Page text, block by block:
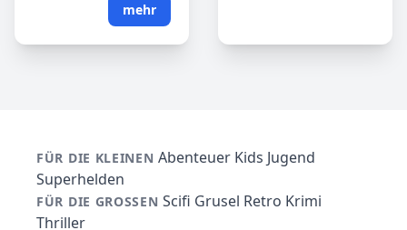
mehr
FÜR DIE KLEINEN Abenteuer Kids Jugend
Superhelden
FÜR DIE GROSSEN Scifi Grusel Retro Krimi
Thriller